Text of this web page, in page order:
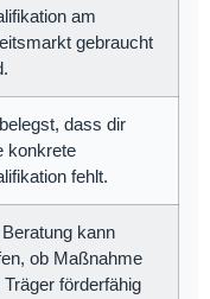
am
gebraucht
dass dir
konkrete
fehlt.
kann
ob Maßnahme
Träger förderfähig